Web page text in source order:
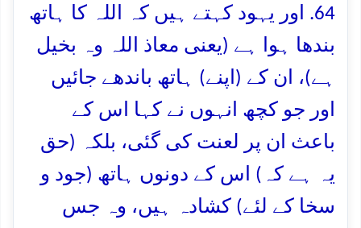
64. اور یہود کہتے ہیں کہ اللہ کا ہاتھ
بندھا ہوا ہے (یعنی معاذ اللہ وہ بخیل
ہے)، ان کے (اپنے) ہاتھ باندھے جائیں
اور جو کچھ انہوں نے کہا اس کے
باعث ان پر لعنت کی گئی، بلکہ (حق
یہ ہے کہ) اس کے دونوں ہاتھ (جود و
سخا کے لئے) کشادہ ہیں، وہ جس